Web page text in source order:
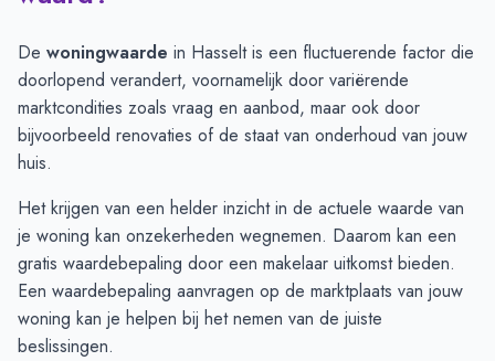
Juli € 459.678
€ 489.636
€ 462.243
September€ 511.629 € 491.336
Oktober
€ 539.531
November
€ 512.000
€ 463.617
December
Februari
€ 461.250 € 518.942
Maart
€ 468.047€ 447.069
April
€ 509.532 € 406.012
Mei
€ 508.730€ 383.503
Juni
€ 532.464 € 370.081
De woningwaarde in Hasselt is een fluctuerende factor die
doorlopend verandert, voornamelijk door variërende
marktcondities zoals vraag en aanbod, maar ook door
bijvoorbeeld renovaties of de staat van onderhoud van jouw
huis.
Het krijgen van een helder inzicht in de actuele waarde van
je woning kan onzekerheden wegnemen. Daarom kan een
gratis waardebepaling door een makelaar uitkomst bieden.
Een waardebepaling aanvragen op de marktplaats van jouw
woning kan je helpen bij het nemen van de juiste
beslissingen.